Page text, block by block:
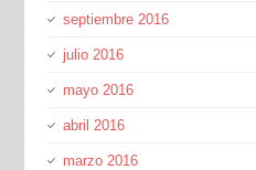
septiembre 2016
julio 2016
mayo 2016
abril 2016
marzo 2016